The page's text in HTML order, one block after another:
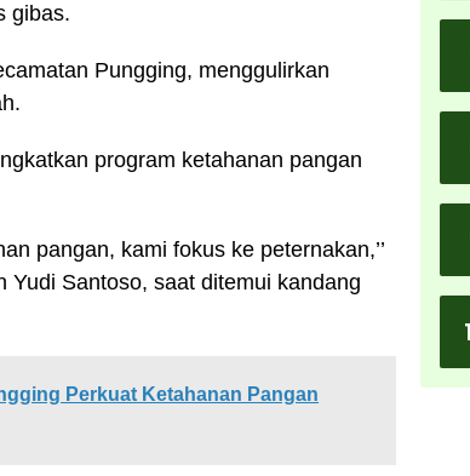
gibas.
Pungging, menggulirkan
program ketahanan pangan
pangan, kami fokus ke peternakan,’’
Yudi Santoso, saat ditemui kandang
Perkuat Ketahanan Pangan